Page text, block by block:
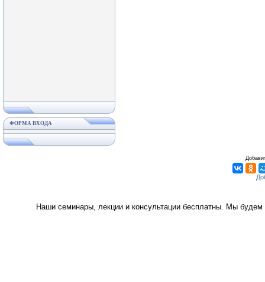
ФОРМА ВХОДА
Наши семинары, лекции и консультации бесплатны. Мы